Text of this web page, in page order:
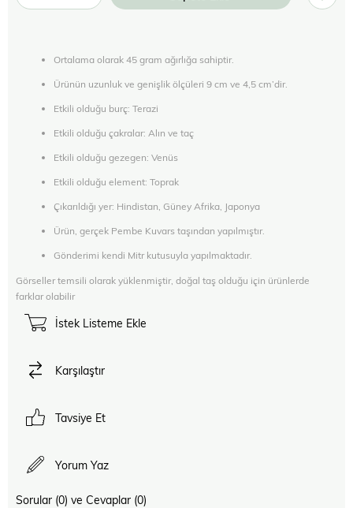
Ortalama olarak 45 gram ağırlığa sahiptir.
Ürünün uzunluk ve genişlik ölçüleri 9 cm ve 4,5 cm’dir.
Etkili olduğu burç: Terazi
Etkili olduğu çakralar: Alın ve taç
Etkili olduğu gezegen: Venüs
Etkili olduğu element: Toprak
Çıkarıldığı yer: Hindistan, Güney Afrika, Japonya
Ürün, gerçek Pembe Kuvars taşından yapılmıştır.
Gönderimi kendi Mitr kutusuyla yapılmaktadır.
Görseller temsili olarak yüklenmiştir, doğal taş olduğu için ürünlerde
farklar olabilir
İstek Listeme Ekle
Karşılaştır
Tavsiye Et
Yorum Yaz
Sorular (0) ve Cevaplar (0)